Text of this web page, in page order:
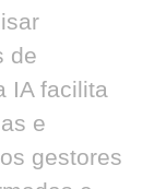
de
IA facilita
e
gestores